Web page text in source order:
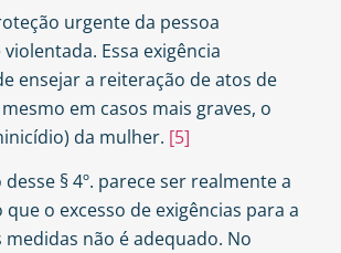
urgente da pessoa
Essa exigência
ensejar a reiteração de atos de
em casos mais graves, o
da mulher. [5]
§ 4º. parece ser realmente a
o excesso de exigências para a
medidas não é adequado. No